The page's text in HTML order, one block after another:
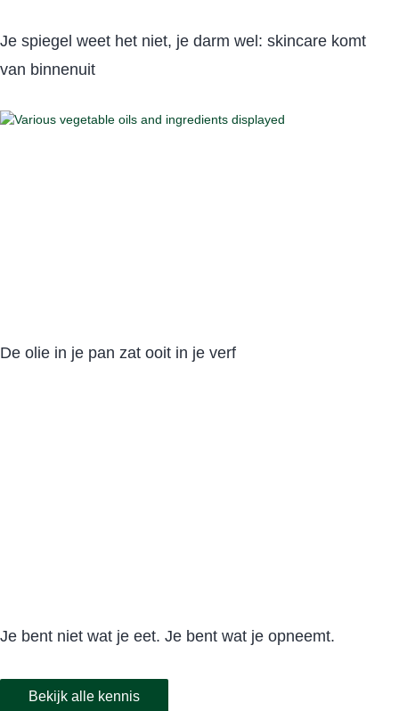
Je spiegel weet het niet, je darm wel: skincare komt
van binnenuit
De olie in je pan zat ooit in je verf
Je bent niet wat je eet. Je bent wat je opneemt.
Bekijk alle kennis